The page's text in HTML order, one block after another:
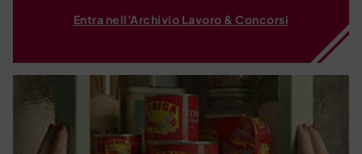
Entra nell'Archivio Lavoro & Concorsi